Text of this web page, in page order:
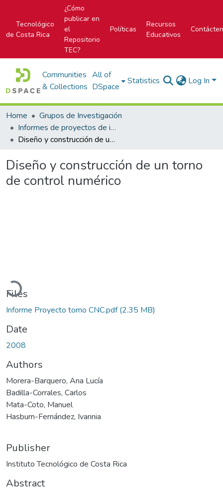
Tecnológico
de Costa Rica
¿Cómo
publicar en
el
Repositorio
TEC?
Políticas
Recursos
Educativos
Communities
& Collections
All of
DSpace
Statistics Log In
Home
Grupos de Investigación
Informes de proyectos de investigación
Diseño y construcción de un torno de control numérico
Diseño y construcción de un torno
de control numérico
Loading...
Files
Informe Proyecto torno CNC.pdf(2.35 MB)
Date
2008
Authors
Morera-Barquero, Ana Lucía
Badilla-Corrales, Carlos
Mata-Coto, Manuel
Hasbum-Fernández, Ivannia
Publisher
Instituto Tecnológico de Costa Rica
Abstract